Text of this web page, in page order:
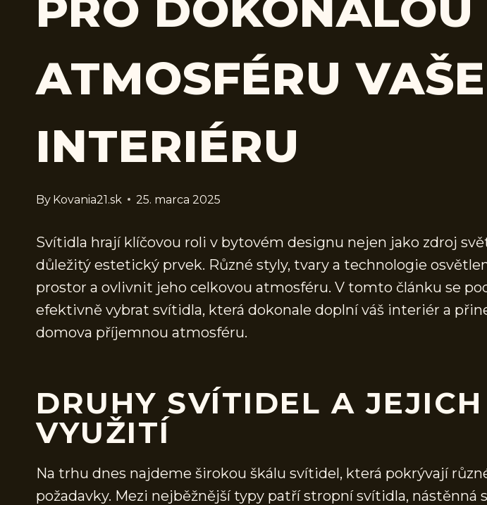
ATMOSFÉRU
INTERIÉRU
By Kovania21.sk 25. marca 2025
Svítidla hrají klíčovou roli v bytovém designu nejen jako zdroj
důležitý estetický prvek. Různé styly, tvary a technologie
prostor a ovlivnit jeho celkovou atmosféru. V tomto článku se
efektivně vybrat svítidla, která dokonale doplní váš interiér a
domova příjemnou atmosféru.
DRUHY SVÍTIDEL A JEJICH
VYUŽITÍ
Na trhu dnes najdeme širokou škálu svítidel, která pokrývají
požadavky. Mezi nejběžnější typy patří stropní svítidla, nástěnná